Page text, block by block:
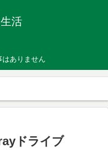
活
はありません
ドライブ